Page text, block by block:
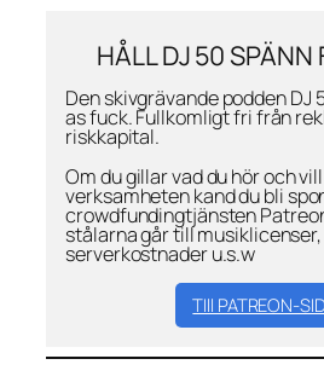
HÅLL DJ 50 SPÄNN
Den skivgrävande podden DJ
as fuck. Fullkomligt fri från
riskkapital.
Om du gillar vad du hör och
verksamheten kand du bli
crowdfundingtjänsten
stålarna går till
serverkostnader u.s.w
TIll PATREON-